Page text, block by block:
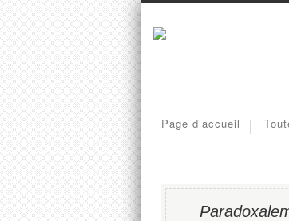
Page d’accueil